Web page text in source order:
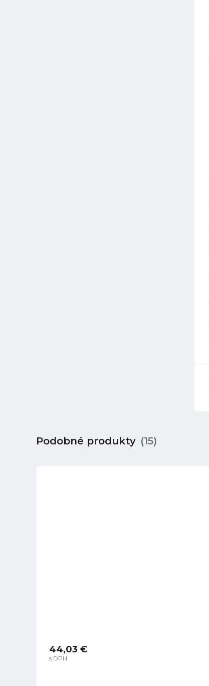
Podobné produkty (15)
44,03 €
s DPH